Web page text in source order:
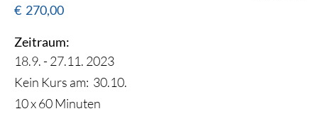
€ 270,00
Zeitraum:
18.9. - 27.11. 2023
Kein Kurs am: 30.10.
10 x 60 Minuten